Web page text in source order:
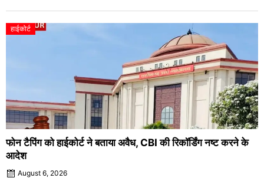
हाईकोर्ट
फोन टैपिंग को हाईकोर्ट ने बताया अवैध, CBI की रिकॉर्डिंग नष्ट करने के
आदेश
August 6, 2026